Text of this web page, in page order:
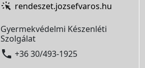
rendeszet.jozsefvaros.hu
Gyermekvédelmi Készenléti
Szolgálat
 +36 30/493-1925